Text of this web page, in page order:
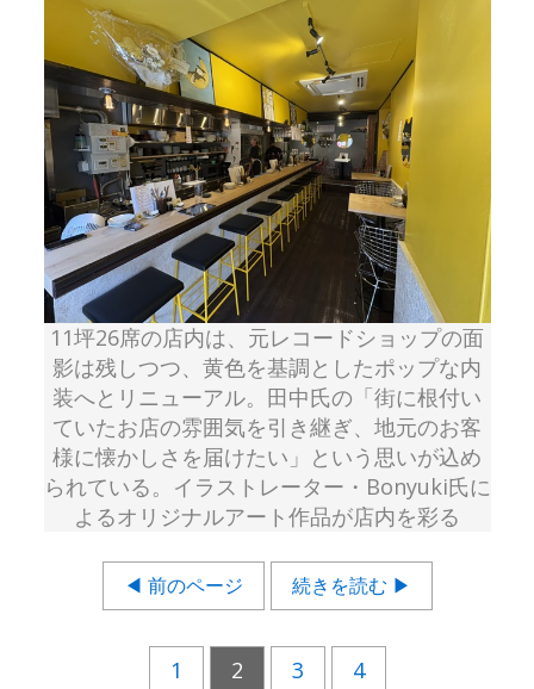
11坪26席の店内は、元レコードショップの面
影は残しつつ、黄色を基調としたポップな内
装へとリニューアル。田中氏の「街に根付い
ていたお店の雰囲気を引き継ぎ、地元のお客
様に懐かしさを届けたい」という思いが込め
られている。イラストレーター・Bonyuki氏に
よるオリジナルアート作品が店内を彩る
◀ 前のページ 続きを読む ▶
1 2 3 4